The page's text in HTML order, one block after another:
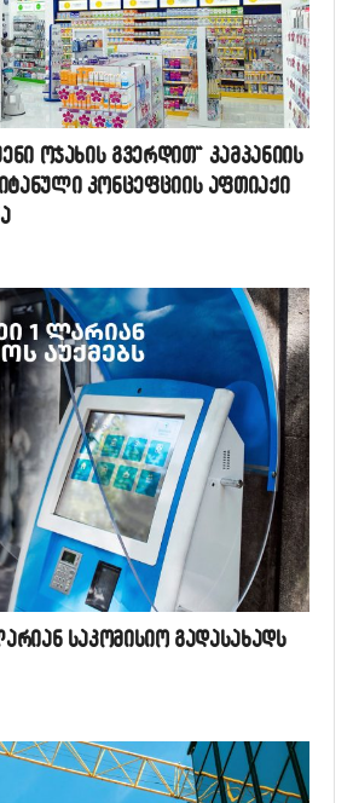
ოჯახის გვერდით“ კამპანიის
კონცეფციის აფთიაქი
საკომისიო გადასახადს